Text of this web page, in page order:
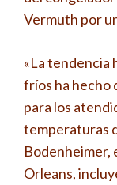
Vermuth por
«La tendencia
fríos ha hecho
para los
temperaturas
Bodenheimer,
Orleans,